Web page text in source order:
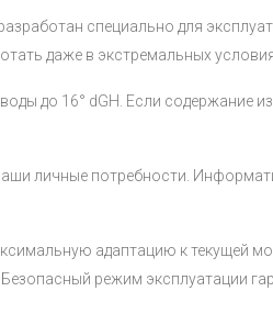
специально для
даже в экстремальных
до 16° dGH. Если содержание
личные потребности.
адаптацию к текущей
режим эксплуатации